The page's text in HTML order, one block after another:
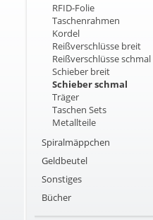
RFID-Folie
Taschenrahmen
Kordel
Reißverschlüsse breit
Reißverschlüsse schmal
Schieber breit
Schieber schmal
Träger
Taschen Sets
Metallteile
Spiralmäppchen
Geldbeutel
Sonstiges
Bücher